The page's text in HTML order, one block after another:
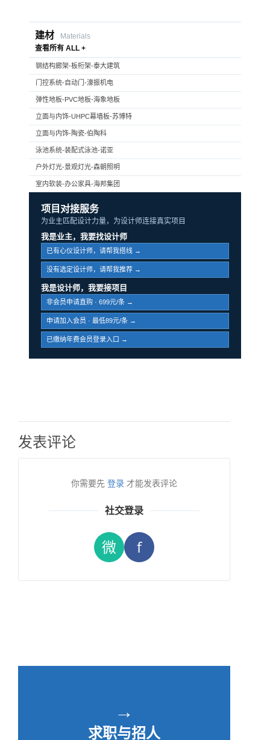
建材
Materials
查看所有 ALL +
钢结构廊架-板桁架-泰大建筑
门控系统-自动门-濠振机电
弹性地板-PVC地板-海象地板
立面与内饰-UHPC幕墙板-苏博特
立面与内饰-陶瓷-伯陶科
泳池系统-装配式泳池-诺亚
户外灯光-景观灯光-森朝照明
室内软装-办公家具-海邦集团
项目对接服务
为业主匹配设计力量，为设计师连接真实项目
我是业主，我要找设计师
已有心仪设计师，请帮我搭线 →
没有选定设计师，请帮我推荐 →
我是设计师，我要接项目
非会员申请直购 · 699元/条 →
申请加入会员 · 最低89元/条 →
已缴纳年费会员登录入口 →
发表评论
你需要先 登录 才能发表评论
社交登录
微 f
→
求职与招人